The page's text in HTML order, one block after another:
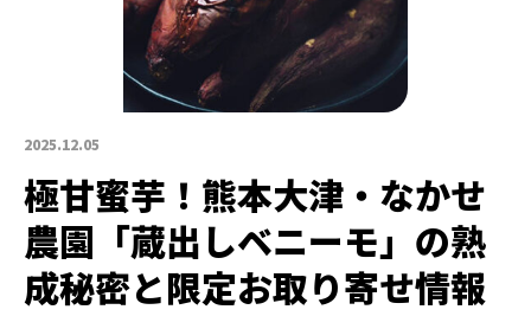
2025.12.05
極甘蜜芋！熊本大津・なかせ
農園「蔵出しベニーモ」の熟
成秘密と限定お取り寄せ情報